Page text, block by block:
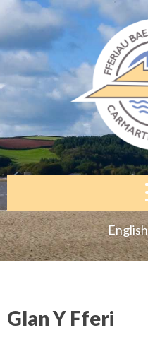
English
Glan Y Fferi